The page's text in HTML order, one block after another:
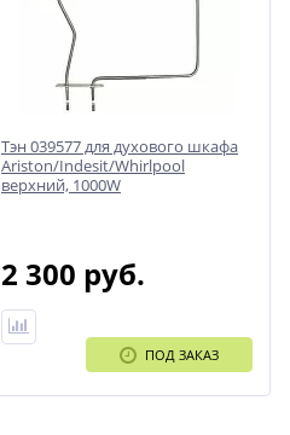
Тэн 039577 для духового шкафа
Ariston/Indesit/Whirlpool
верхний, 1000W
2 300 руб.
ПОД ЗАКАЗ